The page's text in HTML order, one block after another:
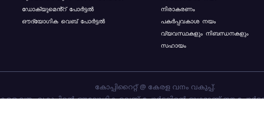
ഡോക്യുമെൻ്റ് പോർട്ടൽ
ഔദ്യോഗിക വെബ് പോർട്ടൽ
നിരാകരണം
പകർപ്പവകാശ നയം
വ്യവസ്ഥകളും നിബന്ധനകളും
സഹായം
കോപ്പിറൈറ്റ് @ കേരള വനം വകുപ്പ്.
വനം വകുപ്പിന്റെ ഔദ്യോഗിക വെബ്-പോർട്ടലിന്റെ ഭാഗമാണ് ഈ